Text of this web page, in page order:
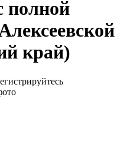
полной
край)